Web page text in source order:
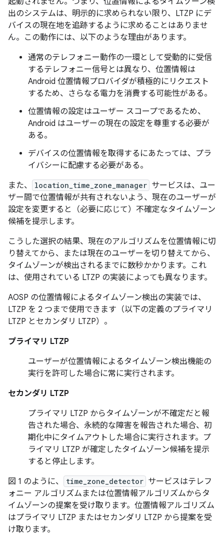
出のシステムは、明示的に求められない限り、LTZP にデ
バイスの現在地を追跡するように求めることはありませ
ん。この動作には、以下のような理由があります。
通常のテレフォニー動作の一環として受動的に受信
するテレフォニー信号とは異なり、位置情報は
Android 位置情報プロバイダが積極的にリクエスト
するため、さらなる電力を消費する可能性がある。
位置情報の設定はユーザー スコープであるため、
Android はユーザーの現在の設定を尊重する必要が
ある。
デバイスの位置情報を取得するにあたっては、プラ
イバシーに配慮する必要がある。
また、
location_time_zone_manager サービスは、ユー
ザー間で位置情報が共有されないよう、現在のユーザーが
設定を変更すると（必要に応じて）不確定なタイムゾーン
候補を提示します。
こうした選択の結果、現在のアルゴリズムを位置情報に切
り替えてから、または現在のユーザーを切り替えてから、
タイムゾーンが検出されるまでに数秒かかります。これ
は、使用されている LTZP の実装によっても異なります。
AOSP の位置情報によるタイムゾーン検出の実装では、
LTZP を 2 つまで使用できます（以下の定義のプライマリ
LTZP とセカンダリ LTZP）。
プライマリ LTZP
ユーザーが位置情報によるタイムゾーン検出機能の
実行を許可した場合に常に実行されます。
セカンダリ LTZP
プライマリ LTZP からタイムゾーンが不確定だと報
告された場合、永続的な障害を報告された場合、初
期化中にタイムアウトした場合に実行されます。プ
ライマリ LTZP が確定したタイムゾーン候補を提示
すると停止します。
図 1 のように、
time_zone_detector サービスはテレフ
ォニー アルゴリズムまたは位置情報アルゴリズムからタ
イムゾーンの提案を受け取ります。位置情報アルゴリズム
はプライマリ LTZP またはセカンダリ LTZP から提案を受
け取ります。